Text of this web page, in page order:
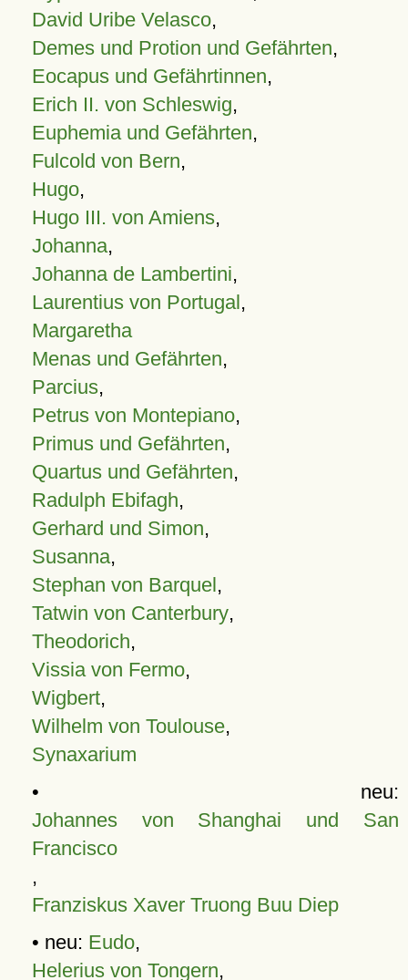
David Uribe Velasco,
Demes und Protion und Gefährten,
Eocapus und Gefährtinnen,
Erich II. von Schleswig,
Euphemia und Gefährten,
Fulcold von Bern,
Hugo,
Hugo III. von Amiens,
Johanna,
Johanna de Lambertini,
Laurentius von Portugal,
Margaretha
Menas und Gefährten,
Parcius,
Petrus von Montepiano,
Primus und Gefährten,
Quartus und Gefährten,
Radulph Ebifagh,
Gerhard und Simon,
Susanna,
Stephan von Barquel,
Tatwin von Canterbury,
Theodorich,
Vissia von Fermo,
Wigbert,
Wilhelm von Toulouse,
Synaxarium
• neu:
Johannes von Shanghai und San
Francisco
,
Franziskus Xaver Truong Buu Diep
• neu: Eudo,
Helerius von Tongern,